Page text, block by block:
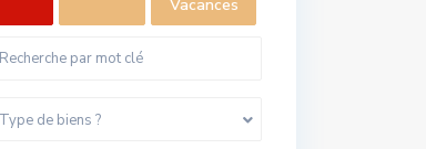
Vacances
Type de biens ?